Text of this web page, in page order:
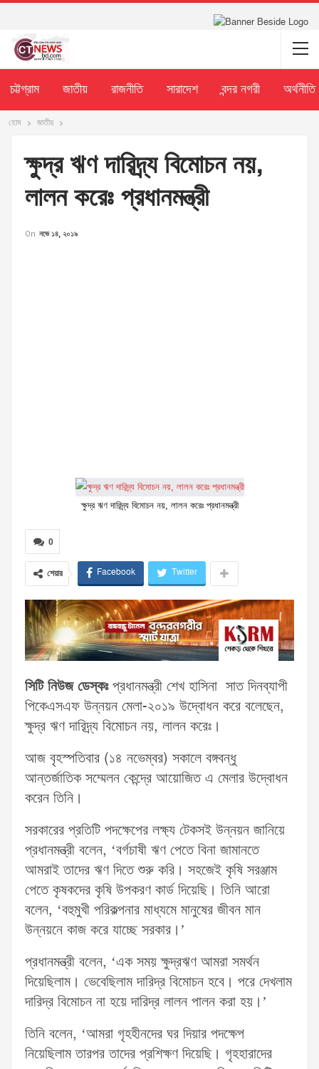
চট্টগ্রাম জাতীয় রাজনীতি সারাদেশ বন্দর নগরী অর্থনীতি
হোম জাতীয়
ক্ষুদ্র ঋণ দারিদ্র্য বিমোচন নয়,
লালন করেঃ প্রধানমন্ত্রী
On নভে ১৪, ২০১৯
ক্ষুদ্র ঋণ দারিদ্র্য বিমোচন নয়, লালন করেঃ প্রধানমন্ত্রী
0
শেয়ার Facebook Twitter
সিটি নিউজ ডেস্কঃপ্রধানমন্ত্রী শেখ হাসিনা সাত দিনব্যাপী
পিকেএসএফ উন্নয়ন মেলা-২০১৯ উদ্বোধন করে বলেছেন,
ক্ষুদ্র ঋণ দারিদ্র্য বিমোচন নয়, লালন করেঃ।
আজ বৃহস্পতিবার (১৪ নভেম্বর) সকালে বঙ্গবন্ধু
আন্তর্জাতিক সম্মেলন কেন্দ্রে আয়োজিত এ মেলার উদ্বোধন
করেন তিনি।
সরকারের প্রতিটি পদক্ষেপের লক্ষ্য টেকসই উন্নয়ন জানিয়ে
প্রধানমন্ত্রী বলেন, ‘বর্গচাষী ঋণ পেতে বিনা জামানতে
আমরাই তাদের ঋণ দিতে শুরু করি। সহজেই কৃষি সরঞ্জাম
পেতে কৃষকদের কৃষি উপকরণ কার্ড দিয়েছি। তিনি আরো
বলেন, ‘বহুমুখী পরিকল্পনার মাধ্যমে মানুষের জীবন মান
উন্নয়নে কাজ করে যাচ্ছে সরকার।’
প্রধানমন্ত্রী বলেন, ‘এক সময় ক্ষুদ্রঋণ আমরা সমর্থন
দিয়েছিলাম। ভেবেছিলাম দারিদ্র বিমোচন হবে। পরে দেখলাম
দারিদ্র বিমোচন না হয়ে দারিদ্র লালন পালন করা হয়।’
তিনি বলেন, ‘আমরা গৃহহীনদের ঘর দিয়ার পদক্ষেপ
নিয়েছিলাম তারপর তাদের প্রশিক্ষণ দিয়েছি। গৃহহারাদের